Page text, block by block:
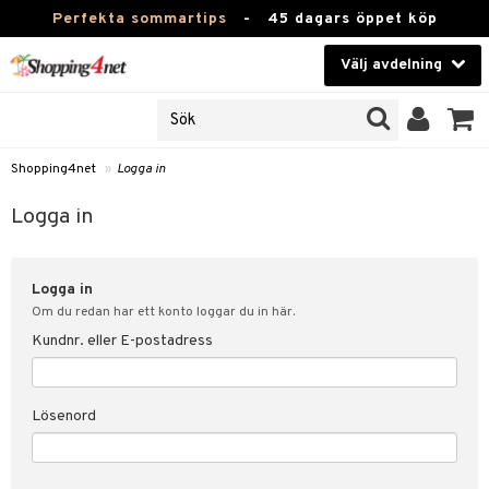
Perfekta sommartips - 45 dagars öppet köp
Välj avdelning
Kontaktlinser
Hälsokost
Fitness
Hem & Inredning
Leksaker, Barn & Baby
Varumärken
Shopping4net » Logga in
Logga in
Logga in
Om du redan har ett konto loggar du in här.
Kundnr. eller E-postadress
Lösenord
svar